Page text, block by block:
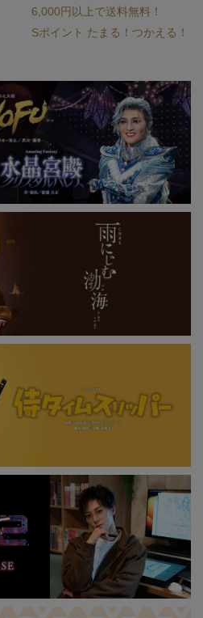
6,000円以上で送料無料！
Sポイント たまる！つかえる！